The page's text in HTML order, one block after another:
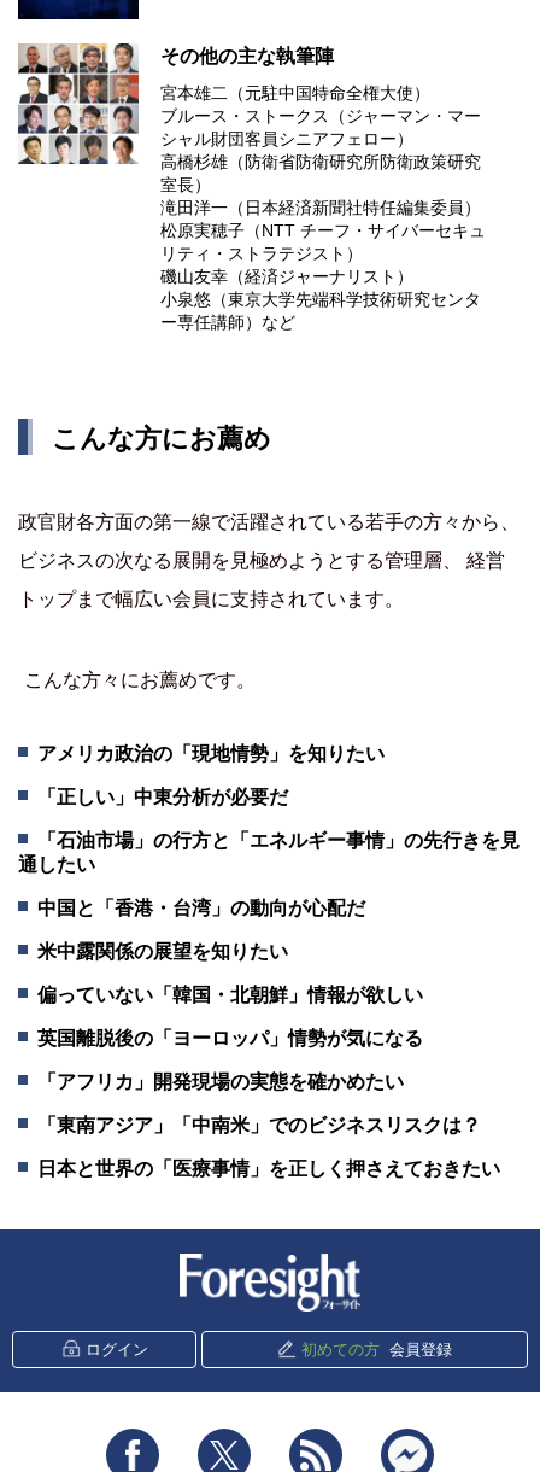
その他の主な執筆陣
宮本雄二（元駐中国特命全権大使）
ブルース・ストークス（ジャーマン・マー
シャル財団客員シニアフェロー）
高橋杉雄（防衛省防衛研究所防衛政策研究
室長）
滝田洋一（日本経済新聞社特任編集委員）
松原実穂子（NTT チーフ・サイバーセキュ
リティ・ストラテジスト）
磯山友幸（経済ジャーナリスト）
小泉悠（東京大学先端科学技術研究センタ
ー専任講師）など
こんな方にお薦め
政官財各方面の第一線で活躍されている若手の方々から、
ビジネスの次なる展開を見極めようとする管理層、 経営
トップまで幅広い会員に支持されています。
こんな方々にお薦めです。
アメリカ政治の「現地情勢」を知りたい
「正しい」中東分析が必要だ
「石油市場」の行方と「エネルギー事情」の先行きを見
通したい
中国と「香港・台湾」の動向が心配だ
米中露関係の展望を知りたい
偏っていない「韓国・北朝鮮」情報が欲しい
英国離脱後の「ヨーロッパ」情勢が気になる
「アフリカ」開発現場の実態を確かめたい
「東南アジア」「中南米」でのビジネスリスクは？
日本と世界の「医療事情」を正しく押さえておきたい
ログイン 初めての方 会員登録
Facebook Twitter RSS